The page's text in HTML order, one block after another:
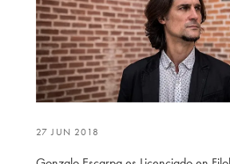
27 JUN 2018